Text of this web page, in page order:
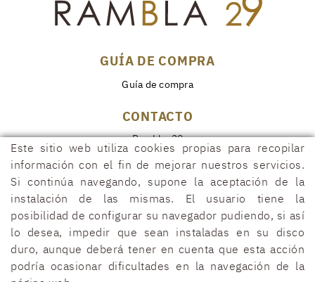
GUÍA DE COMPRA
Guía de compra
CONTACTO
Rambla, 29
17600 FIGUERES (Girona)
972 50 00 07
690 91 26 40
rambla29@rambla29.com
Este sitio web utiliza cookies propias para recopilar
información con el fin de mejorar nuestros servicios.
Si continúa navegando, supone la aceptación de la
instalación de las mismas. El usuario tiene la
posibilidad de configurar su navegador pudiendo, si así
lo desea, impedir que sean instaladas en su disco
duro, aunque deberá tener en cuenta que esta acción
podría ocasionar dificultades en la navegación de la